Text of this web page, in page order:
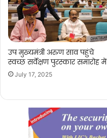
उप मुख्यमंत्री अरुण साव पहुंचे
स्वच्छ सर्वेक्षण पुरस्कार समारोह में
July 17, 2025